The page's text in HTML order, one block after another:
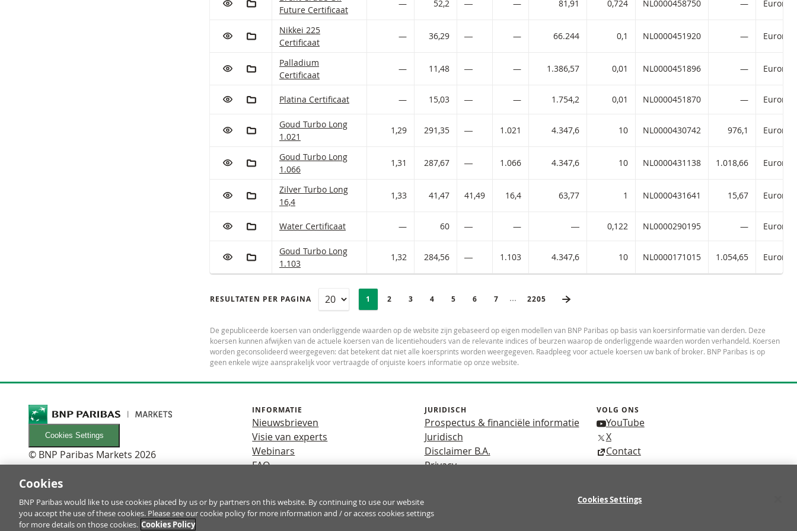
Future Certificaat
— 52,2 ― — 81,91 0,724 NL0000458750 —
VOEG TOE AAN WATCHLIST
AAN PORTFOLIO TOEVOEGEN
Nikkei 225 Stock Average Index Certificates met ISIN code:
Nikkei 225
Certificaat
— 36,29 ― — 66.244 0,1 NL0000451920 —
VOEG TOE AAN WATCHLIST
AAN PORTFOLIO TOEVOEGEN
Palladium Certificates met ISIN code:
Palladium
Certificaat
— 11,48 ― — 1.386,57 0,01 NL0000451896 —
VOEG TOE AAN WATCHLIST
AAN PORTFOLIO TOEVOEGEN
Platina Certificates met ISIN code:
Platina Certificaat — 15,03 ― — 1.754,2 0,01 NL0000451870 —
VOEG TOE AAN WATCHLIST
AAN PORTFOLIO TOEVOEGEN
Goud Turbo met ISIN code:
Goud Turbo Long
1.021
1,29 291,35 ― 1.021 4.347,6 10 NL0000430742 976,1
VOEG TOE AAN WATCHLIST
AAN PORTFOLIO TOEVOEGEN
Goud Turbo met ISIN code:
Goud Turbo Long
1.066
1,31 287,67 ― 1.066 4.347,6 10 NL0000431138 1.018,66
VOEG TOE AAN WATCHLIST
AAN PORTFOLIO TOEVOEGEN
Zilver Turbo met ISIN code:
Zilver Turbo Long
16,4
1,33 41,47 41,49 16,4 63,77 1 NL0000431641 15,67
VOEG TOE AAN WATCHLIST
AAN PORTFOLIO TOEVOEGEN
BNP Paribas Water TR Index Certificates met ISIN code:
Water Certificaat — 60 ― — ― 0,122 NL0000290195 —
VOEG TOE AAN WATCHLIST
AAN PORTFOLIO TOEVOEGEN
Goud Turbo met ISIN code:
Goud Turbo Long
1.103
1,32 284,56 ― 1.103 4.347,6 10 NL0000171015 1.054,65
RESULTATEN PER PAGINA
PAGINERING
Selected:
PAGE
1 PAGINA
2 PAGINA
3 PAGINA
4 PAGINA
5 PAGINA
6 PAGINA
7 Ingeklapte pagina’s
LAATSTE PAGINA
2205
De gepubliceerde koersen van onderliggende waarden op de website zijn gebaseerd op eigen modellen van BNP Paribas op basis van koersinformatie van derden. Deze
koersen kunnen afwijken van de actuele koersen van de licentiehouders van de relevante indices of beurzen waarop de onderliggende waarden worden verhandeld. Koersen
worden geconsolideerd weergegeven: dat betekent dat niet alle koersprints worden weergegeven. Raadpleeg voor actuele koersen uw bank of broker. BNP Paribas is op
geen enkele wijze aansprakelijk voor vertraagde of onjuiste koers informatie op onze website.
Cookies Settings
© BNP Paribas Markets 2026
INFORMATIE
Nieuwsbrieven
Visie van experts
Webinars
FAQ
JURIDISCH
Prospectus & financiële informatie
Juridisch
Disclaimer B.A.
Privacy
VOLG ONS
YouTube
X
Contact
Turbo’s zijn complexe instrumenten en brengen vanwege het hefboomeffect een hoog risico mee van snel oplopende verliezen. 7 op de 10 retailbeleggers verliest geld met de handel
in Turbo’s. Het is belangrijk dat u goed begrijpt hoe Turbo’s werken en dat u nagaat of u zich het hoge risico op verlies kunt permitteren.
Cookies
BNP Paribas would like to use cookies placed by us or by partners on this website. By continuing to use our website
you accept the use of these cookies. Please see our cookie policy for more information and / or access cookies settings
for more details on those cookies. Cookies Policy
Cookies Settings